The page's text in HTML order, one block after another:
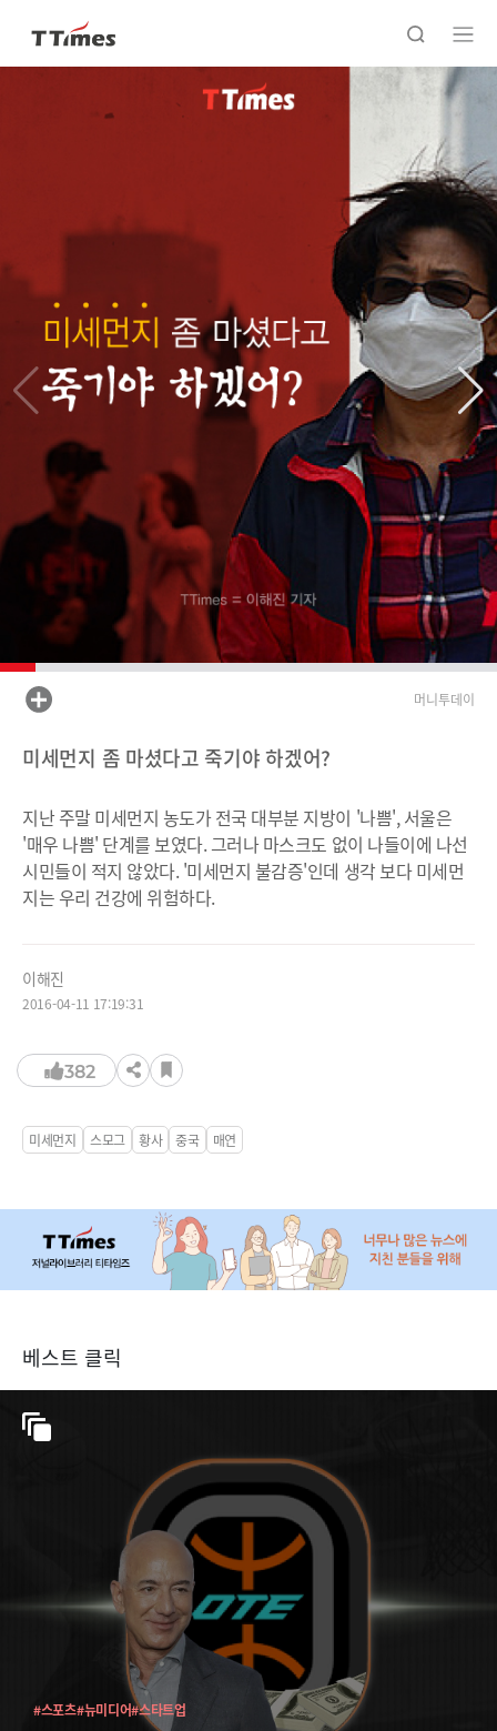
머니투데이
미세먼지 좀 마셨다고 죽기야 하겠어?
지난 주말 미세먼지 농도가 전국 대부분 지방이 '나쁨', 서울은
'매우 나쁨' 단계를 보였다. 그러나 마스크도 없이 나들이에 나선
시민들이 적지 않았다. '미세먼지 불감증'인데 생각 보다 미세먼
지는 우리 건강에 위험하다.
이해진
2016-04-11 17:19:31
382
미세먼지 스모그 황사 중국 매연
베스트 클릭
#스포츠#뉴미디어#스타트업